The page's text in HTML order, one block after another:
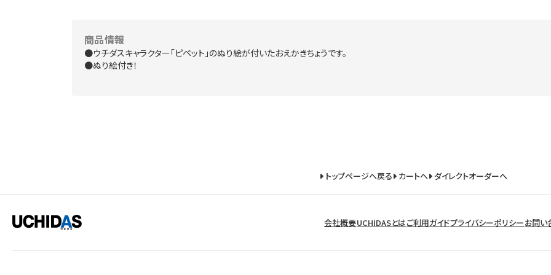
商品情報
●ウチダスキャラクター「ピペット」のぬり絵が付いたおえかきちょうです。
●ぬり絵付き！
トップページへ戻る カートへ ダイレクトオーダーへ
会社概要UCHIDASとはご利用ガイドプライバシーポリシーお問い